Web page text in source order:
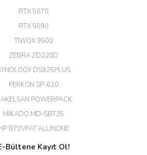
Diğer yorumları göster
RTX 5070
RTX 5090
TİWOX 9500
ZEBRA ZD220D
DS925PLUS
PERKON SP-610
POWERPACK
MIKADO MD-SBT35
B70VFAT ALLINONE
Bültene Kayıt Ol!